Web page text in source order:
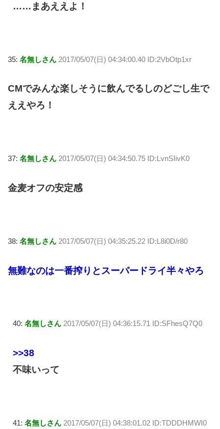
……まあええよ！
35: 名無しさん 2017/05/07(日) 04:34:00.40 ID:2VbOtp1xr
CMでみんな楽しそうに飲んでるしのどごし生で
ええやろ！
37: 名無しさん 2017/05/07(日) 04:34:50.75 ID:LvnSIivK0
金麦オフの安定感
38: 名無しさん 2017/05/07(日) 04:35:25.22 ID:L8i0D/r80
無難なのは一番搾りとスーパードライ半々やろ
40: 名無しさん 2017/05/07(日) 04:36:15.71 ID:SFhesQ7Q0
>>38
不味いって
41: 名無しさん 2017/05/07(日) 04:38:01.02 ID:TDDDHMWI0